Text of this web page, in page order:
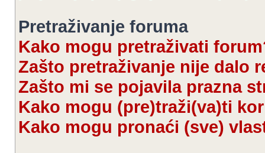
Pretraživanje foruma
Kako mogu pretraživati
Zašto pretraživanje nije dalo
Zašto mi se pojavila prazna
Kako mogu (pre)traži(va)ti
Kako mogu pronaći (sve)